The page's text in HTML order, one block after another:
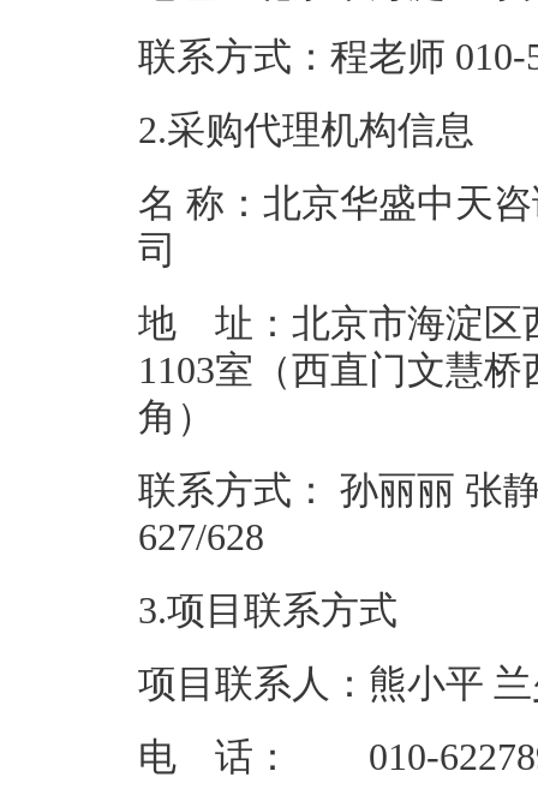
联系方式：程老
2.采购代理机构信息
名 称：北京华盛中天
地 址：北京市海淀区
1103室（西直门文慧桥
角
联系方式： 孙丽丽 张
627/
3.项目联系方式
项目联系人：熊小平
电 话： 010-